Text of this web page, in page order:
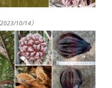
2023/10/14）